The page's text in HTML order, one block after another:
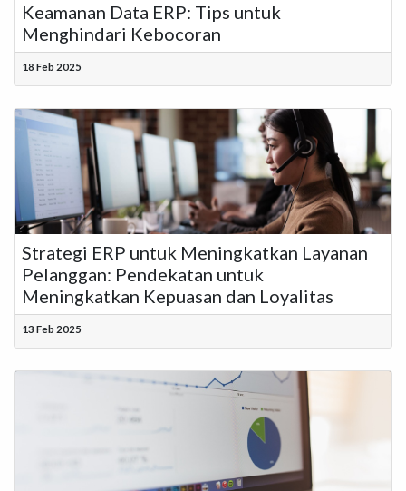
Keamanan Data ERP: Tips untuk
Menghindari Kebocoran
18 Feb 2025
Strategi ERP untuk Meningkatkan Layanan
Pelanggan: Pendekatan untuk
Meningkatkan Kepuasan dan Loyalitas
13 Feb 2025